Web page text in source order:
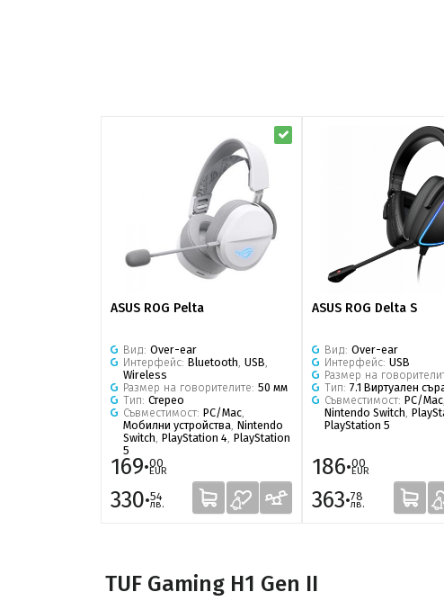
ASUS ROG Pelta
Вид: Over-ear
Интерфейс: Bluetooth USB
Wireless
Размер на говорителите: 50 мм
Тип: Стерео
Съвместимост: PC/Mac
Мобилни устройства Nintendo
Switch PlayStation 4 PlayStation
5
169·00
EUR
330·54
лв.
ASUS ROG Delta S
Вид: Over-ear
Интерфейс: USB
Размер на
Тип: 7.1 Виртуален
Съвместимост: PC/Mac
Nintendo Switch
PlayStation 5
186·00
EUR
363·78
лв.
TUF Gaming H1 Gen II